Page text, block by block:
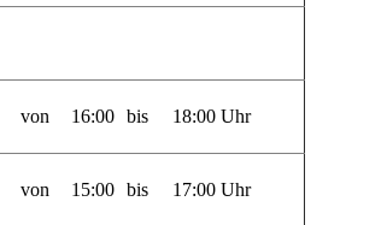
von 16:00 bis 18:00 Uhr
von 15:00 bis 17:00 Uhr